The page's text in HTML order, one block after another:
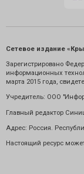
Сетевое издание
Зарегистрировано
информационных
марта 2015 года,
Учредитель: ООО
Главный редактор
Адрес: Россия.
Настоящий ресурс